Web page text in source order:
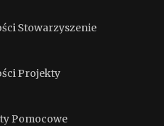
Stowarzyszenie
Projekty
Pomocowe